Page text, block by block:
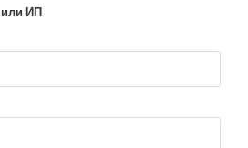
ИП